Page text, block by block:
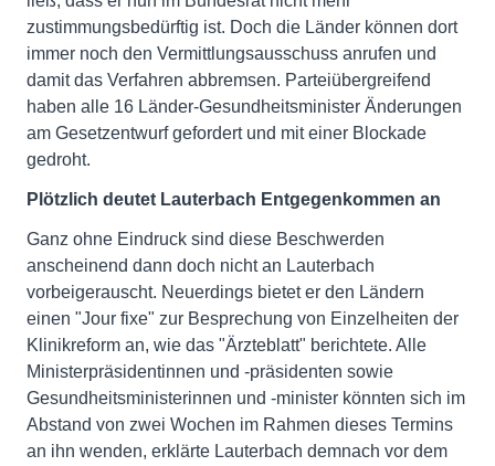
zustimmungsbedürftig ist. Doch die Länder können dort
immer noch den Vermittlungsausschuss anrufen und
damit das Verfahren abbremsen. Parteiübergreifend
haben alle 16 Länder-Gesundheitsminister Änderungen
am Gesetzentwurf gefordert und mit einer Blockade
gedroht.
Plötzlich deutet Lauterbach Entgegenkommen an
Ganz ohne Eindruck sind diese Beschwerden
anscheinend dann doch nicht an Lauterbach
vorbeigerauscht. Neuerdings bietet er den Ländern
einen "Jour fixe" zur Besprechung von Einzelheiten der
Klinikreform an, wie das "Ärzteblatt" berichtete. Alle
Ministerpräsidentinnen und -präsidenten sowie
Gesundheitsministerinnen und -minister könnten sich im
Abstand von zwei Wochen im Rahmen dieses Termins
an ihn wenden, erklärte Lauterbach demnach vor dem